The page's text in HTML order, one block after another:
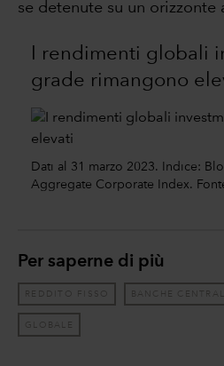
se detenute su un orizzonte
I rendimenti globali
grade rimangono
Dati al 31 marzo 2023. Indice:
Aggregate Corporate Index.
Per saperne di più
REDDITO FISSO BANCHE CENTRALI
GLOBALE